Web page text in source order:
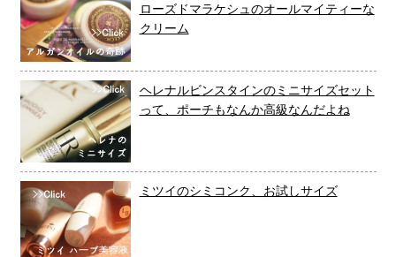
ローズドマラケシュのオールマイティーな
クリーム
ヘレナルビンスタインのミニサイズセット
って、ポーチもなんか高級なんだよね
ミツイのシミコンク、お試しサイズ